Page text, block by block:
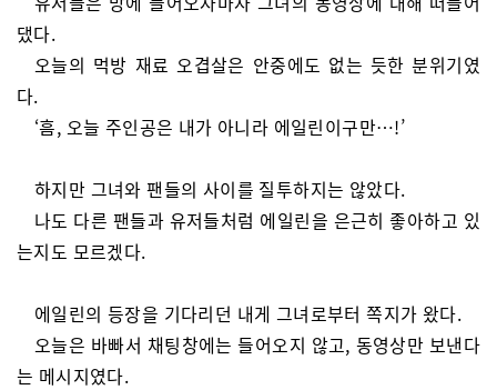
댔다.
오늘의 먹방 재료 오겹살은 안중에도 없는 듯한 분위기였
다.
‘흠, 오늘 주인공은 내가 아니라 에일린이구만…!’
하지만 그녀와 팬들의 사이를 질투하지는 않았다.
나도 다른 팬들과 유저들처럼 에일린을 은근히 좋아하고 있
는지도 모르겠다.
에일린의 등장을 기다리던 내게 그녀로부터 쪽지가 왔다.
오늘은 바빠서 채팅창에는 들어오지 않고, 동영상만 보낸다
는 메시지였다.